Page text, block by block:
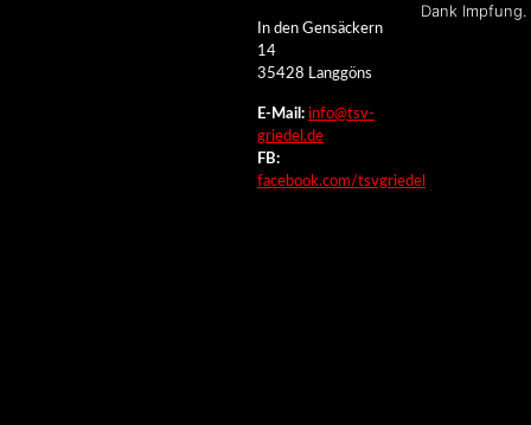
In den Gensäckern
14
35428 Langgöns
E-Mail: info@tsv-
griedel.de
FB:
facebook.com/tsvgriedel
Dank Impfung.